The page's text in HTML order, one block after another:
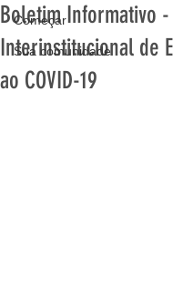
Começar
Sua comunidade
Boletim Informativo
Interinstitucional de
ao COVID-19